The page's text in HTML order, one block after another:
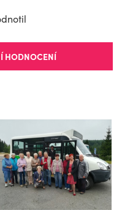
HODNOCENÍ